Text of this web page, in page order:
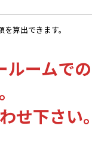
算出できます。
ルームで
せ下さい。